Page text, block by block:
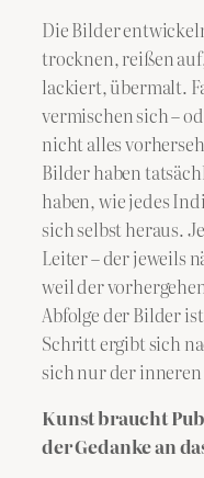
Die Bilder
trocknen, reißen
lackiert, übermalt.
vermischen sich –
nicht alles
Bilder haben
haben, wie jedes
sich selbst heraus.
Leiter – der jeweils
weil der
Abfolge der Bilder
Schritt ergibt sich
sich nur der
Kunst braucht
der Gedanke an